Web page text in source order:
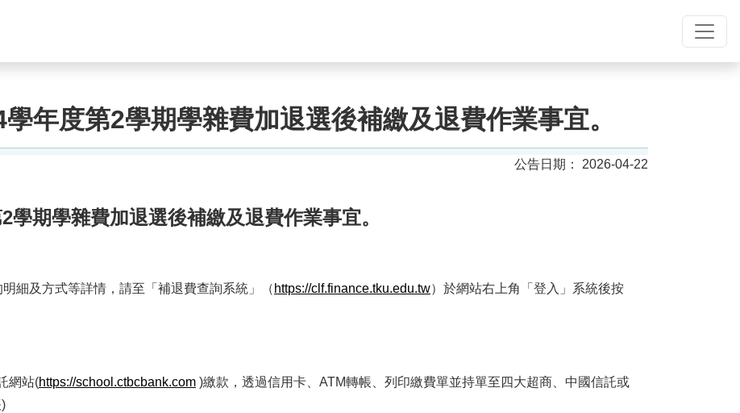
學年度第2學期學雜費加退選後補繳及退費作業事宜。
2026-04-22
期學雜費加退選後補繳及退費作業事宜。
細及方式等詳情，請至「補退費查詢系統」（ https://clf.finance.tku.edu.tw）於網站右上角「登入」系統後按
網站(https://school.ctbcbank.com )繳款，透過信用卡、ATM轉帳、列印繳費單並持單至四大超商、中國信託或